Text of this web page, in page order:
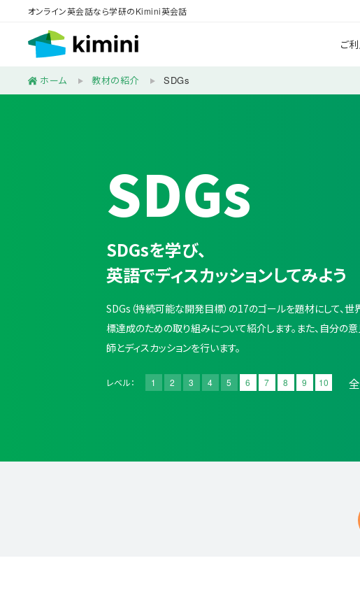
オンライン英会話なら学研のKimini英会話
ご
ホーム 教材の紹介 SDGs
SDGs
SDGsを学び、
英語でディスカッションしてみよう
SDGs（持続可能な開発目標）の17のゴールを題材にして、世
標達成のための取り組みについて紹介します。また、自分の
師とディスカッションを行います。
レベル： 1 2 3 4 5 6 7 8 9 10 全